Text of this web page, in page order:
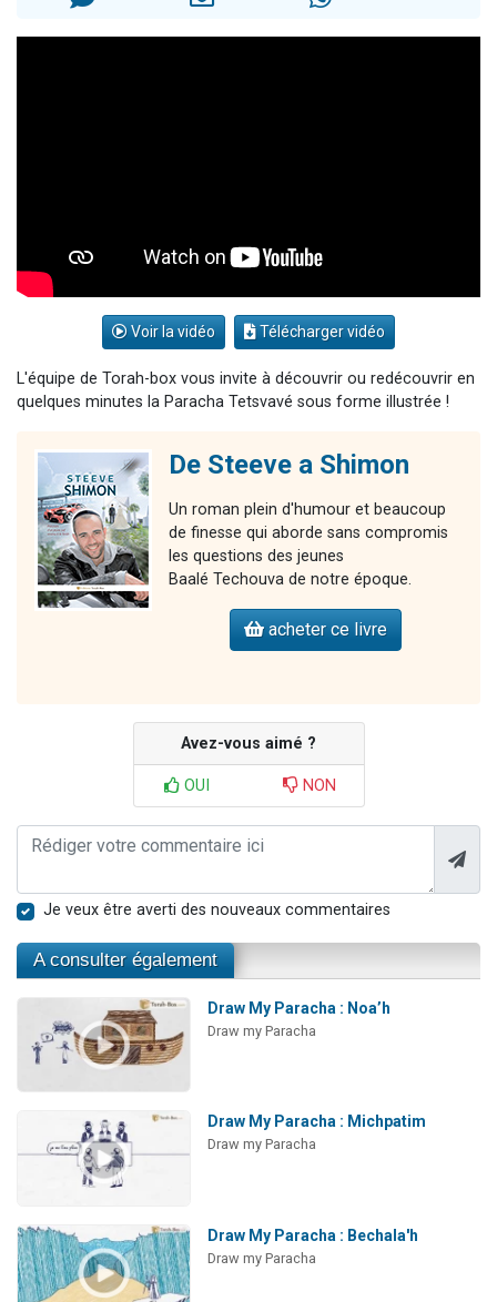
Voir la vidéo Télécharger vidéo
L'équipe de Torah-box vous invite à découvrir ou redécouvrir en
quelques minutes la Paracha Tetsvavé sous forme illustrée !
De Steeve a Shimon
Un roman plein d'humour et beaucoup
de finesse qui aborde sans compromis
les questions des jeunes
Baalé Techouva de notre époque.
acheter ce livre
Avez-vous aimé ?
OUI NON
Je veux être averti des nouveaux commentaires
A consulter également
Draw My Paracha : Noa’h
Draw my Paracha
Draw My Paracha : Michpatim
Draw my Paracha
Draw My Paracha : Bechala'h
Draw my Paracha